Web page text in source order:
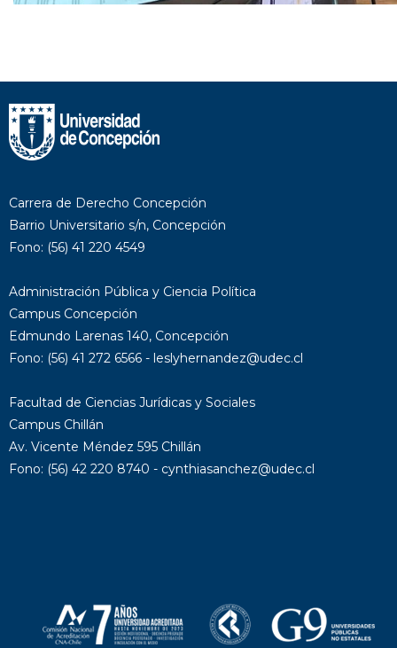
Carrera de Derecho Concepción
Barrio Universitario s/n, Concepción
Fono: (56) 41 220 4549
Administración Pública y Ciencia Política
Campus Concepción
Edmundo Larenas 140, Concepción
Fono: (56) 41 272 6566 - leslyhernandez@udec.cl
Facultad de Ciencias Jurídicas y Sociales
Campus Chillán
Av. Vicente Méndez 595 Chillán
Fono: (56) 42 220 8740 - cynthiasanchez@udec.cl